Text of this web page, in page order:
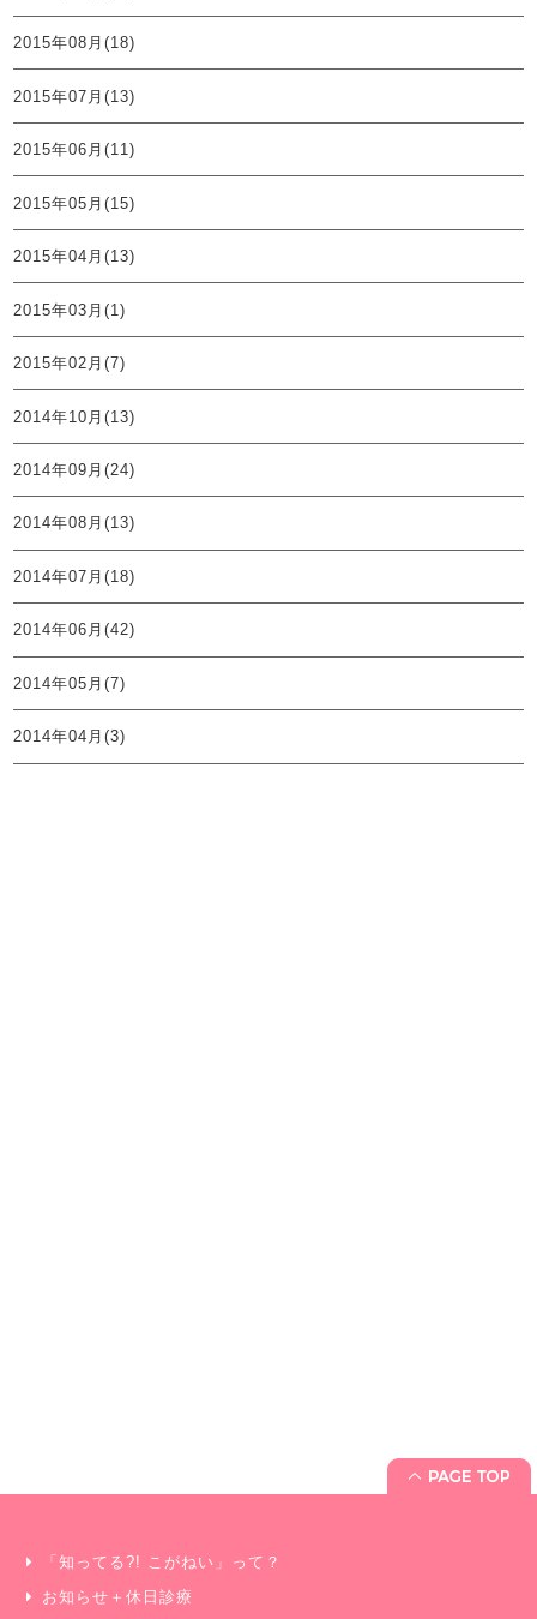
2015年08月(18)
2015年07月(13)
2015年06月(11)
2015年05月(15)
2015年04月(13)
2015年03月(1)
2015年02月(7)
2014年10月(13)
2014年09月(24)
2014年08月(13)
2014年07月(18)
2014年06月(42)
2014年05月(7)
2014年04月(3)
「知ってる?! こがねい」って？
お知らせ＋休日診療